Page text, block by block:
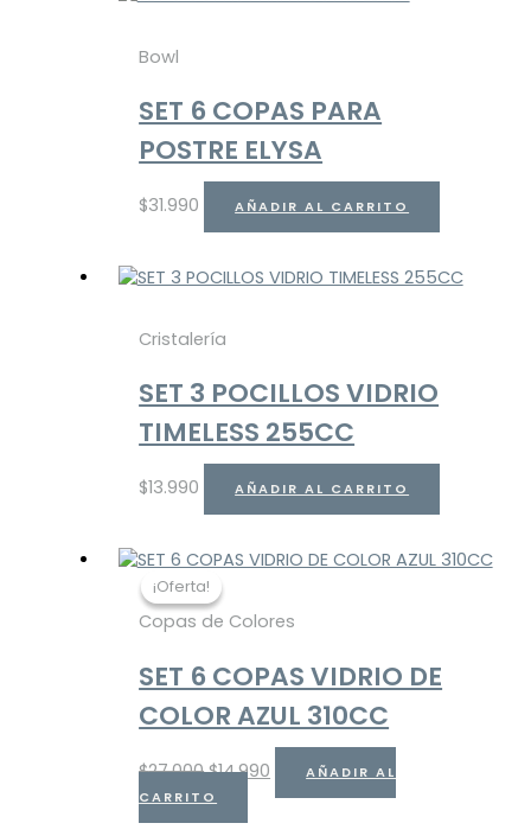
Bowl
SET 6 COPAS PARA
POSTRE ELYSA
$31.990 AÑADIR AL CARRITO
Cristalería
SET 3 POCILLOS VIDRIO
TIMELESS 255CC
$13.990 AÑADIR AL CARRITO
¡Oferta!
¡Oferta!
Copas de Colores
SET 6 COPAS VIDRIO DE
COLOR AZUL 310CC
$27.000 $14.990
AÑADIR AL
CARRITO